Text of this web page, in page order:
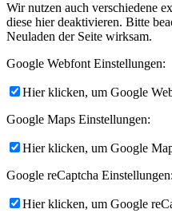
Wir nutzen auch verschiedene
diese hier deaktivieren. Bitte
Neuladen der Seite wirksam.
Google Webfont Einstellungen:
Hier klicken, um Google
Google Maps Einstellungen:
Hier klicken, um Google
Google reCaptcha Einstellungen:
Hier klicken, um Google